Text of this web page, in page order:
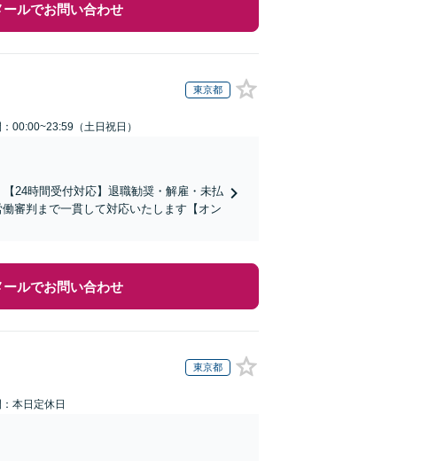
ールでお問い合わせ
東京都
00:00~23:59（土日祝日）
24時間受付対応】退職勧奨・解雇・未払
審判まで一貫して対応いたします【オン
ールでお問い合わせ
東京都
本日定休日